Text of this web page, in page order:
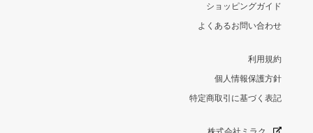
ショッピングガイド
よくあるお問い合わせ
利用規約
個人情報保護方針
特定商取引に基づく表記